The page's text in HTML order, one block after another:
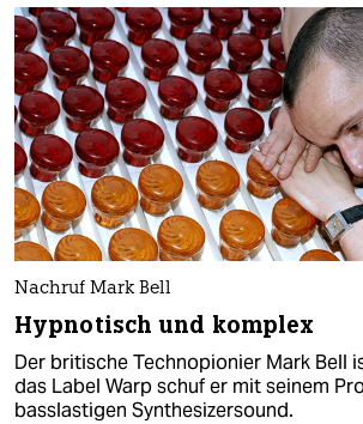
Nachruf Mark Bell
Hypnotisch und komplex
Der britische Technopionier Mark Bell
das Label Warp schuf er mit seinem
basslastigen Synthesizersound.